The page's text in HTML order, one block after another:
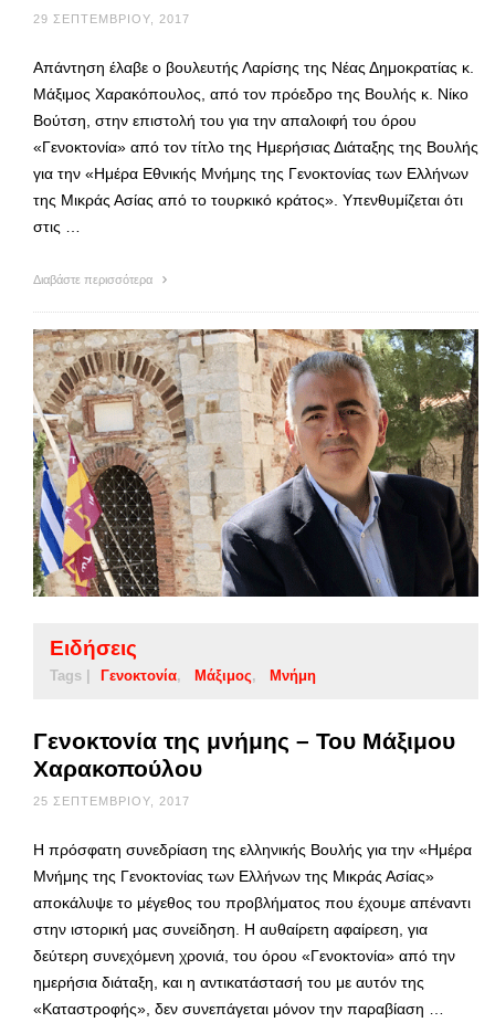
29 ΣΕΠΤΕΜΒΡΊΟΥ, 2017
Απάντηση έλαβε ο βουλευτής Λαρίσης της Νέας Δημοκρατίας κ.
Μάξιμος Χαρακόπουλος, από τον πρόεδρο της Βουλής κ. Νίκο
Βούτση, στην επιστολή του για την απαλοιφή του όρου
«Γενοκτονία» από τον τίτλο της Ημερήσιας Διάταξης της Βουλής
για την «Ημέρα Εθνικής Μνήμης της Γενοκτονίας των Ελλήνων
της Μικράς Ασίας από το τουρκικό κράτος». Υπενθυμίζεται ότι
στις …
Διαβάστε περισσότερα
Ειδήσεις
Tags | Γενοκτονία Μάξιμος Μνήμη
Γενοκτονία της μνήμης – Του Μάξιμου
Χαρακοπούλου
25 ΣΕΠΤΕΜΒΡΊΟΥ, 2017
Η πρόσφατη συνεδρίαση της ελληνικής Βουλής για την «Ημέρα
Μνήμης της Γενοκτονίας των Ελλήνων της Μικράς Ασίας»
αποκάλυψε το μέγεθος του προβλήματος που έχουμε απέναντι
στην ιστορική μας συνείδηση. Η αυθαίρετη αφαίρεση, για
δεύτερη συνεχόμενη χρονιά, του όρου «Γενοκτονία» από την
ημερήσια διάταξη, και η αντικατάστασή του με αυτόν της
«Καταστροφής», δεν συνεπάγεται μόνον την παραβίαση …